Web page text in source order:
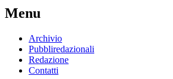
Menu
Archivio
Pubbliredazionali
Redazione
Contatti